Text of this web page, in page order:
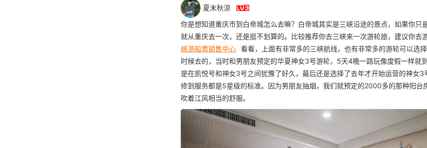
夏末秋涼 
你是想知道重庆市到白帝城怎么去嘛？白帝城其实是三峡沿途的景点，如果你只
就从重庆去一次，还是挺不划算的。比较推荐你去三峡来一次游轮旅，建议你去
峡游船票销售中心 看看，上面有非常多的三峡航线，也有非常多的游轮可以选
时候去的，当时和男朋友预定的华夏神女3号游轮，5天4晚一路玩像度假一样就
是在凯悦号和神女3号之间犹豫了好久，最后还是选择了去年才开始运营的神女3
修到服务都是5星级的标准。因为男朋友抽烟，我们就预定的2000多的那种阳台
吹着江风相当的舒服。